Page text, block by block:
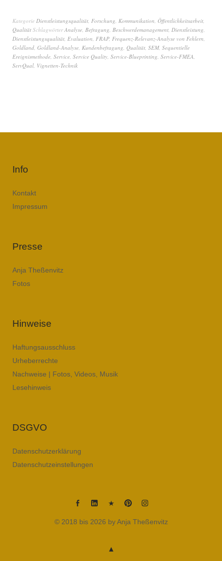
Kategorie Dienstleistungsqualität, Forschung, Kommunikation, Öffentlichkeitsarbeit,
Qualität SchlagwörterAnalyse, Befragung, Beschwerdemanagement, Dienstleistung,
Dienstleistungsqualität, Evaluation, FRAP, Frequenz-Relevanz-Analyse von Fehlern,
Goldland, Goldland-Analyse, Kundenbefragung, Qualität, SEM, Sequentielle
Ereignismethode, Service, Service Quality, Service-Blueprinting, Service-FMEA,
ServQual, Vignetten-Technik
Info
Kontakt
Impressum
Presse
Anja Theßenvitz
Fotos
Hinweise
Haftungsausschluss
Urheberrechte
Nachweise | Fotos, Videos, Musik
Lesehinweis
DSGVO
Datenschutzerklärung
Datenschutzeinstellungen
Anja Anja
Linkedin
Anja
XING
Anja Anja
© 2018 bis 2026 by Anja Theßenvitz